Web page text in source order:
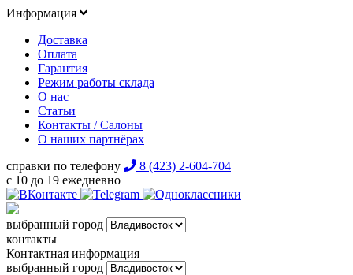
Информация
Доставка
Оплата
Гарантия
Режим работы склада
О нас
Статьи
Контакты / Салоны
О наших партнёрах
справки по телефону
8 (423) 2-604-704
с 10 до 19 ежедневно
выбранный город
контакты
Контактная информация
выбранный город